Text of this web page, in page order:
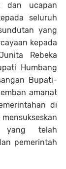
dan ucapan
seluruh
yang
kepada
Rebeka
Humbang
Bupati-
amanat
di
yang telah
pemerintah